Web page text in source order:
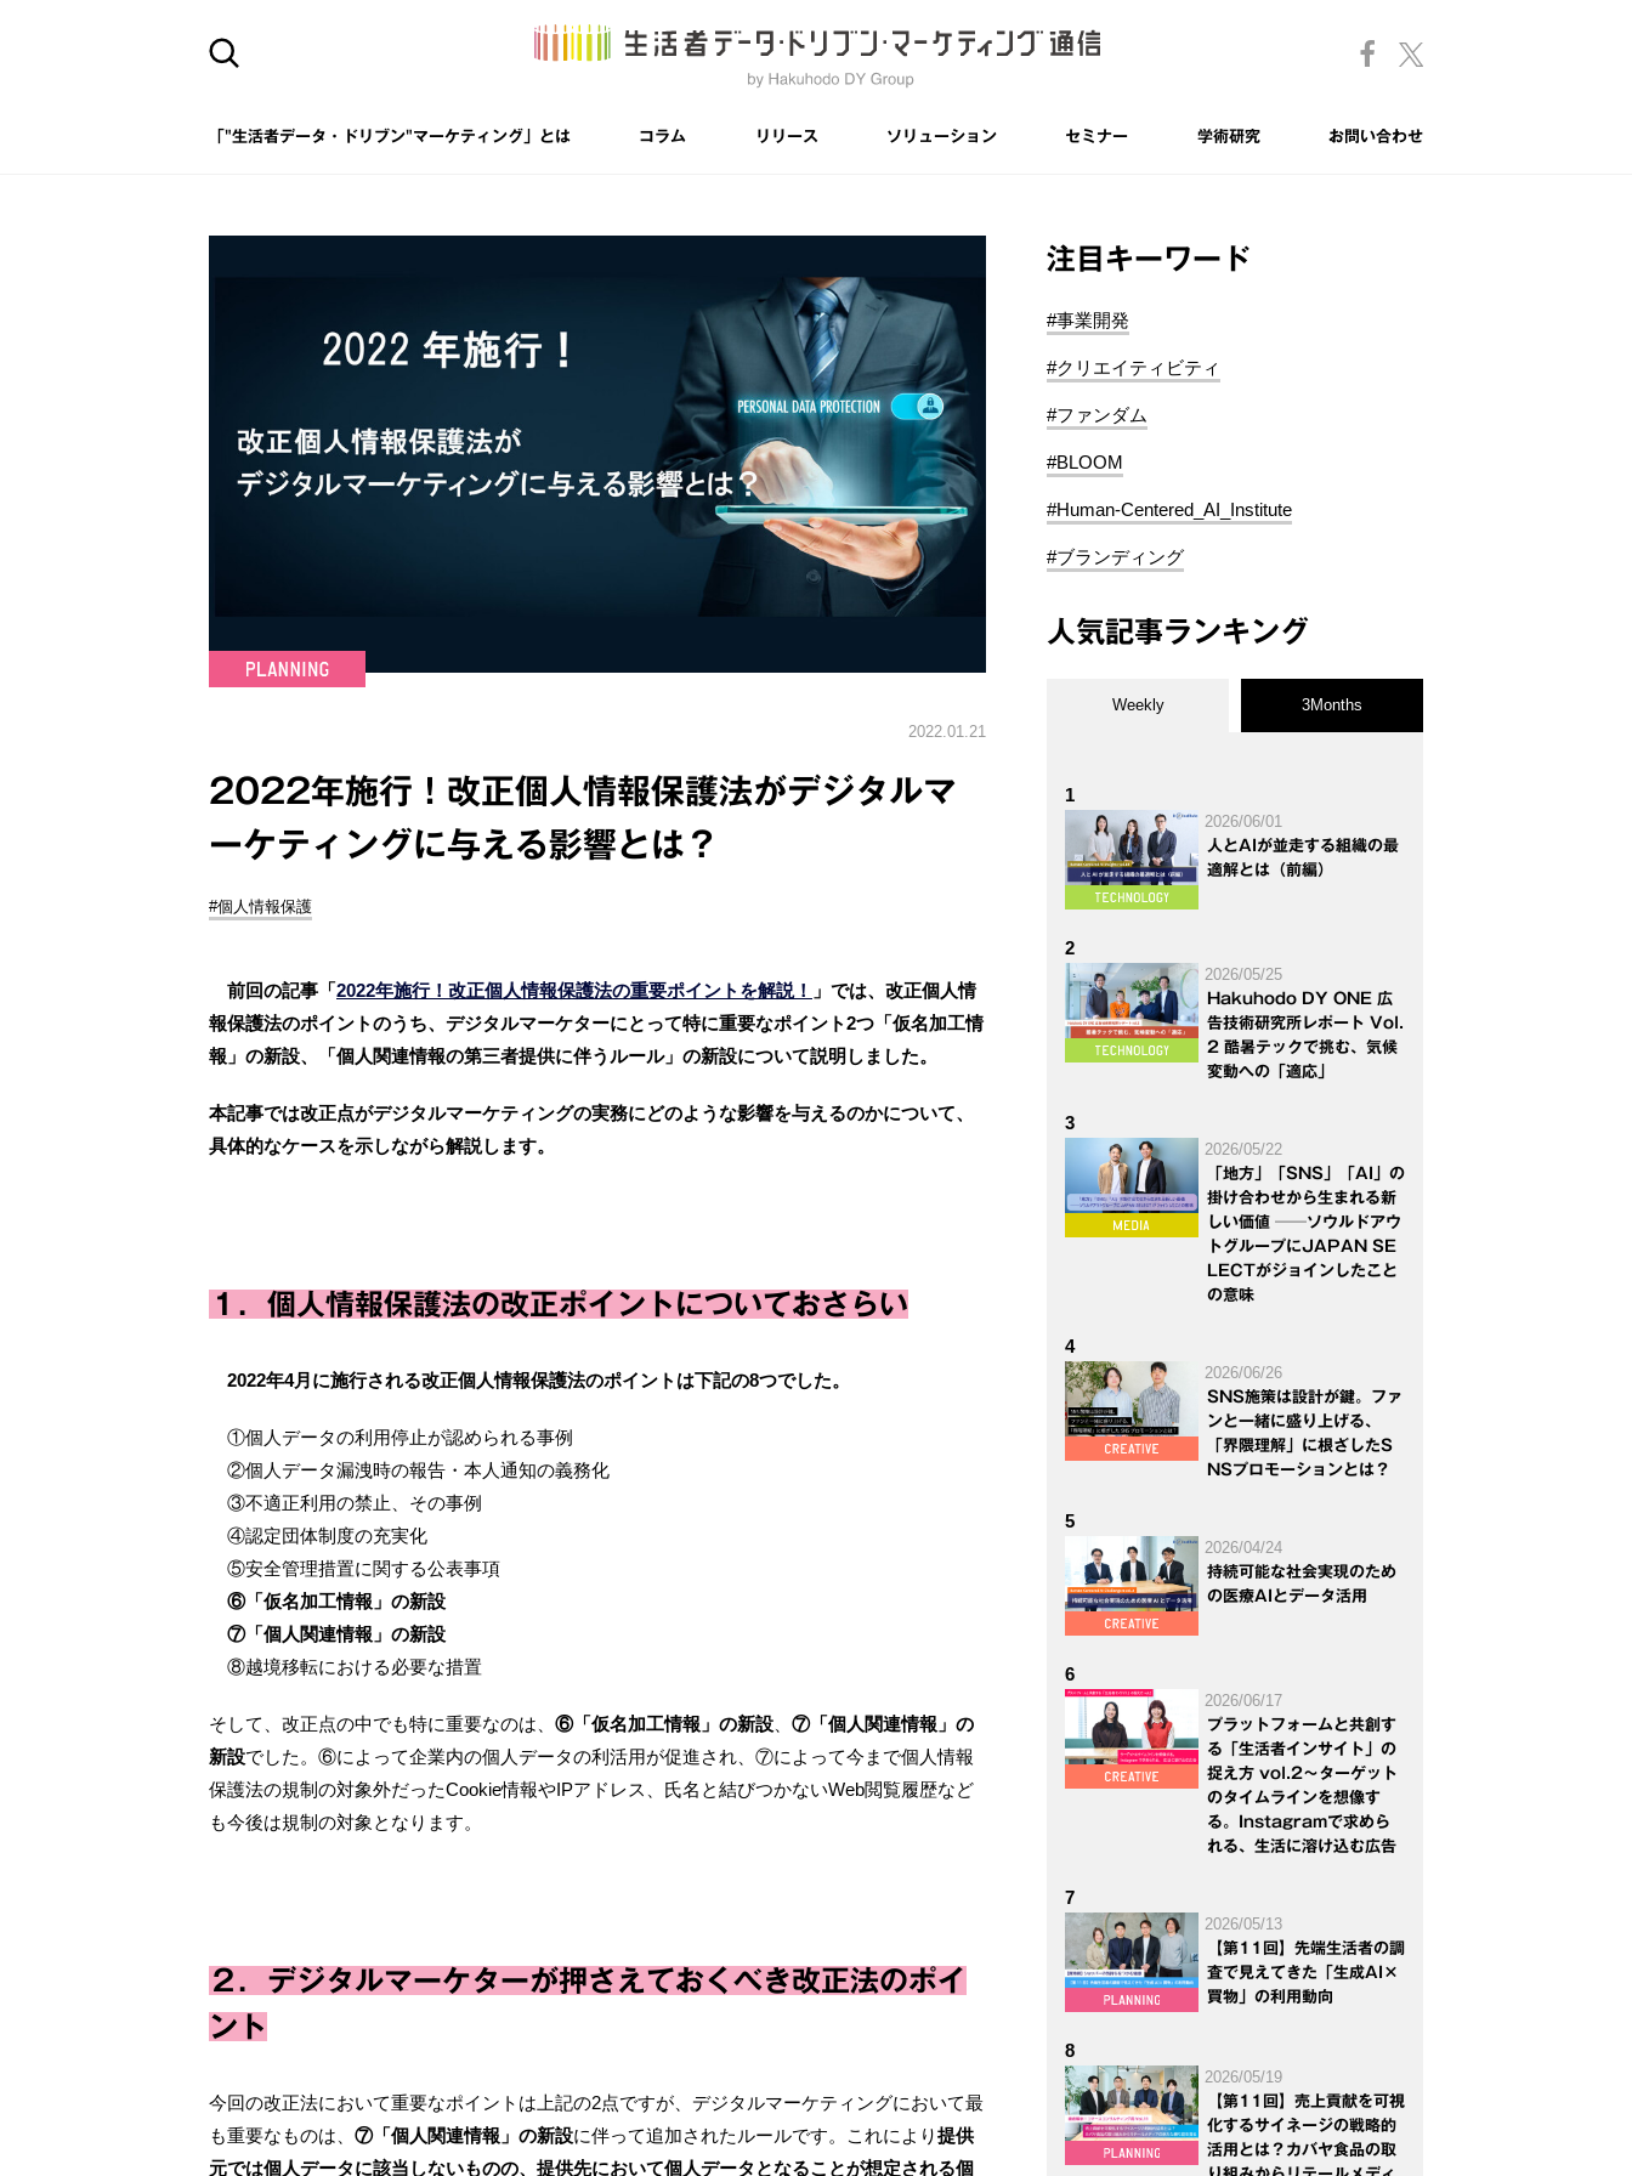
「"生活者データ・ドリブン"マーケティング」とは コラム リリース ソリューション セミナー 学術研究 お問い合わせ
2022.01.21
2022年施行！改正個人情報保護法がデジタルマ
ーケティングに与える影響とは？
#個人情報保護
前回の記事「2022年施行！改正個人情報保護法の重要ポイントを解説！
」では、改正個人情
報保護法のポイントのうち、デジタルマーケターにとって特に重要なポイント2つ「仮名加工情
報」の新設、「個人関連情報の第三者提供に伴うルール」の新設について説明しました。
本記事では改正点がデジタルマーケティングの実務にどのような影響を与えるのかについて、
具体的なケースを示しながら解説します。
１．個人情報保護法の改正ポイントについておさらい
2022年4月に施行される改正個人情報保護法のポイントは下記の8つでした。
①個人データの利用停止が認められる事例
②個人データ漏洩時の報告・本人通知の義務化
③不適正利用の禁止、その事例
④認定団体制度の充実化
⑤安全管理措置に関する公表事項
⑥「仮名加工情報」の新設
⑦「個人関連情報」の新設
⑧越境移転における必要な措置
そして、改正点の中でも特に重要なのは、 ⑥「仮名加工情報」の新設
⑦「個人関連情報」の
新設でした。⑥によって企業内の個人データの利活用が促進され、⑦によって今まで個人情報
保護法の規制の対象外だったCookie情報やIPアドレス、氏名と結びつかないWeb閲覧履歴など
も今後は規制の対象となります。
２．デジタルマーケターが押さえておくべき改正法のポイ
ント
今回の改正法において重要なポイントは上記の2点ですが、デジタルマーケティングにおいて最
も重要なものは、 ⑦「個人関連情報」の新設に伴って追加されたルールです。これにより提供
元では個人データに該当しないものの、提供先において個人データとなることが想定される個
注目キーワード
#事業開発
#クリエイティビティ
#ファンダム
#BLOOM
#Human-Centered_AI_Institute
#ブランディング
人気記事ランキング
Weekly 3Months
1
2026/06/01
人とAIが並走する組織の最
適解とは（前編）
2
2026/05/25
Hakuhodo DY ONE 広
告技術研究所レポート Vol.
2 酷暑テックで挑む、気候
変動への「適応」
3
2026/05/22
「地方」「SNS」「AI」の
掛け合わせから生まれる新
しい価値 ──ソウルドアウ
トグループにJAPAN SE
LECTがジョインしたこと
の意味
4
2026/06/26
SNS施策は設計が鍵。ファ
ンと一緒に盛り上げる、
「界隈理解」に根ざしたS
NSプロモーションとは？
5
2026/04/24
持続可能な社会実現のため
の医療AIとデータ活用
6
2026/06/17
プラットフォームと共創す
る「生活者インサイト」の
捉え方 vol.2～ターゲット
のタイムラインを想像す
る。Instagramで求めら
れる、生活に溶け込む広告
7
2026/05/13
【第11回】先端生活者の調
査で見えてきた「生成AI×
買物」の利用動向
8
2026/05/19
【第11回】売上貢献を可視
化するサイネージの戦略的
活用とは？カバヤ食品の取